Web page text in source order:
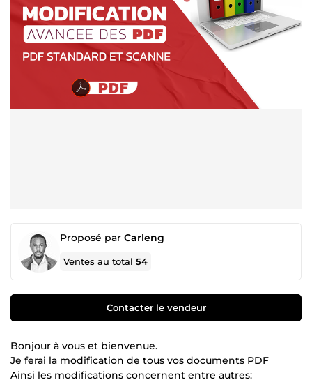
Proposé par Carleng
Ventes au total54
Contacter le vendeur
Bonjour à vous et bienvenue.
Je ferai la modification de tous vos documents PDF
Ainsi les modifications concernent entre autres: